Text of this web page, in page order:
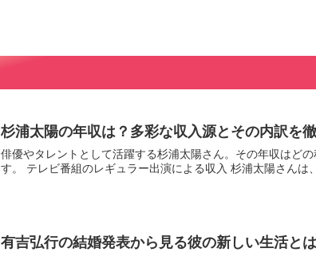
杉浦太陽の年収は？多彩な収入源とその内訳を
俳優やタレントとして活躍する杉浦太陽さん。その年収はど
す。 テレビ番組のレギュラー出演による収入 杉浦太陽さん
有吉弘行の結婚発表から見る彼の新しい生活と